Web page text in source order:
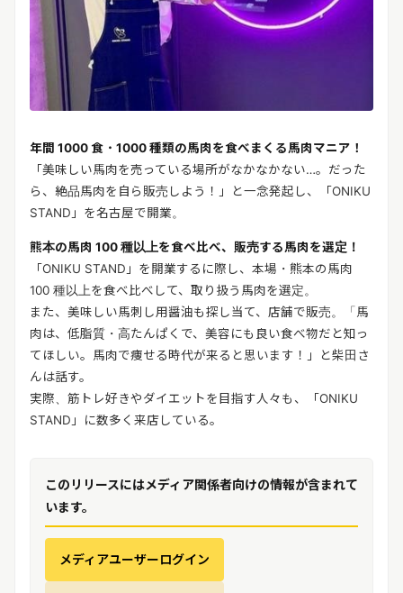
年間 1000 食・1000 種類の馬肉を食べまくる馬肉マニア！
「美味しい馬肉を売っている場所がなかなかない…。だった
ら、絶品馬肉を自ら販売しよう！」と一念発起し、「ONIKU
STAND」を名古屋で開業。
熊本の馬肉 100 種以上を食べ比べ、販売する馬肉を選定！
「ONIKU STAND」を開業するに際し、本場・熊本の馬肉
100 種以上を食べ比べして、取り扱う馬肉を選定。
また、美味しい馬刺し用醤油も探し当て、店舗で販売。「馬
肉は、低脂質・高たんぱくで、美容にも良い食べ物だと知っ
てほしい。馬肉で痩せる時代が来ると思います！」と柴田さ
んは話す。
実際、筋トレ好きやダイエットを目指す人々も、「ONIKU
STAND」に数多く来店している。
このリリースにはメディア関係者向けの情報が含まれて
います。
メディアユーザーログイン